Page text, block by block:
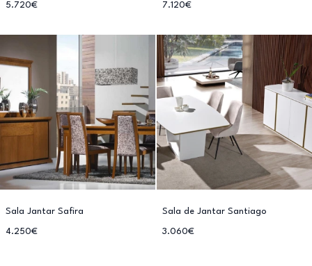
5.720€ 7.120€
Sala Jantar Safira
4.250€
Sala de Jantar Santiago
3.060€